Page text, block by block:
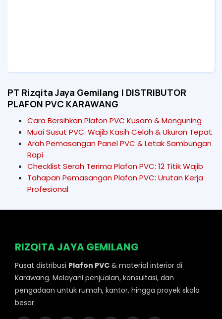
PT Rizqita Jaya Gemilang | DISTRIBUTOR
PLAFON PVC KARAWANG
Cara Bersihkan Plafon PVC Kusam & Menguning
Muai Susut PVC: Wajib Kasih Celah & Ukuran Tepat
Arah Pemasangan Panel PVC & Letak Sambungan
Rapi
Checklist Serah Terima Plafon PVC: 12 Titik Wajib
Tahapan Pemasangan Plafon PVC: Urutan Kerja
Profesional
RIZQITA JAYA GEMILANG
Pusat distribusi Plafon PVC & material interior di
Karawang. Melayani penjualan, konsultasi, dan
pengadaan untuk rumah, kantor, hingga proyek skala
besar.